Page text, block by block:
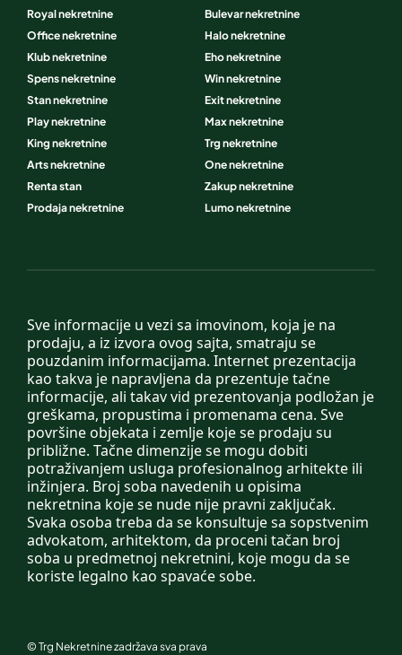
Sve informacije u vezi sa imovinom, koja je na
prodaju, a iz izvora ovog sajta, smatraju se
pouzdanim informacijama. Internet prezentacija
kao takva je napravljena da prezentuje tačne
informacije, ali takav vid prezentovanja podložan je
greškama, propustima i promenama cena. Sve
površine objekata i zemlje koje se prodaju su
približne. Tačne dimenzije se mogu dobiti
potraživanjem usluga profesionalnog arhitekte ili
inžinjera. Broj soba navedenih u opisima
nekretnina koje se nude nije pravni zaključak.
Svaka osoba treba da se konsultuje sa sopstvenim
advokatom, arhitektom, da proceni tačan broj
soba u predmetnoj nekretnini, koje mogu da se
koriste legalno kao spavaće sobe.
Royal nekretnine
Bulevar nekretnine
Office nekretnine
Halo nekretnine
Klub nekretnine
Eho nekretnine
Spens nekretnine
Win nekretnine
Stan nekretnine
Exit nekretnine
Play nekretnine
Max nekretnine
King nekretnine
Trg nekretnine
Arts nekretnine
One nekretnine
Renta stan
Zakup nekretnine
Prodaja nekretnine
Lumo nekretnine
© Trg Nekretninezadržava sva prava